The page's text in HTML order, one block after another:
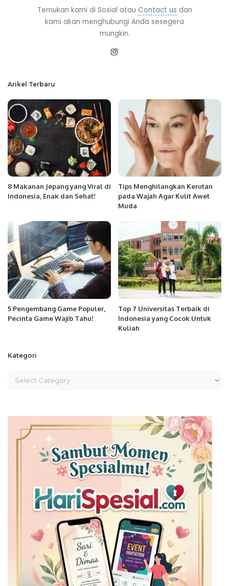
Temukan kami di Sosial atau Contact us dan
kami akan menghubungi Anda sesegera
mungkin.
Arikel Terbaru
8 Makanan Jepang yang Viral di
Indonesia, Enak dan Sehat!
Tips Menghilangkan Kerutan
pada Wajah Agar Kulit Awet
Muda
5 Pengembang Game Populer,
Pecinta Game Wajib Tahu!
Top 7 Universitas Terbaik di
Indonesia yang Cocok Untuk
Kuliah
Kategori